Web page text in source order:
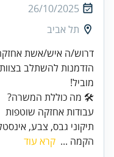
26/10/2025
תל אביב
הזדמנות להשתלב בצוות
מוביל!
תיקוני גבס, צבע,
הקמה ... קרא עוד